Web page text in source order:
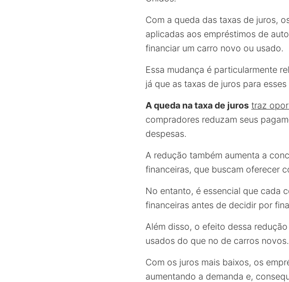
Com a queda das taxas de juros,
aplicadas aos empréstimos de
financiar um carro novo ou usado.
Essa mudança é particularmente
já que as taxas de juros para
A queda na taxa de juros traz
compradores reduzam seus
despesas.
A redução também aumenta a
financeiras, que buscam oferecer
No entanto, é essencial que cada
financeiras antes de decidir por
Além disso, o efeito dessa
usados do que no de carros novos.
Com os juros mais baixos, os
aumentando a demanda e,